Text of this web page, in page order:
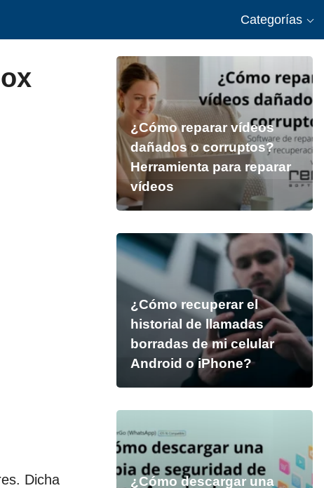
Categorías
Dicha
¿Cómo reparar vídeos
dañados o corruptos?
Herramienta para reparar
vídeos
¿Cómo recuperar el
historial de llamadas
borradas de mi celular
Android o iPhone?
¿Cómo descargar una